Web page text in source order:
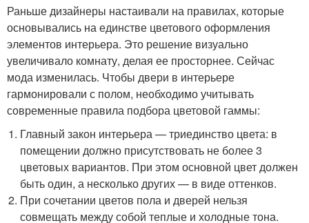
Раньше дизайнеры настаивали на правилах, которые
основывались на единстве цветового оформления
элементов интерьера. Это решение визуально
увеличивало комнату, делая ее просторнее. Сейчас
мода изменилась. Чтобы двери в интерьере
гармонировали с полом, необходимо учитывать
современные правила подбора цветовой гаммы:
Главный закон интерьера — триединство цвета: в
помещении должно присутствовать не более 3
цветовых вариантов. При этом основной цвет должен
быть один, а несколько других — в виде оттенков.
При сочетании цветов пола и дверей нельзя
совмещать между собой теплые и холодные тона.